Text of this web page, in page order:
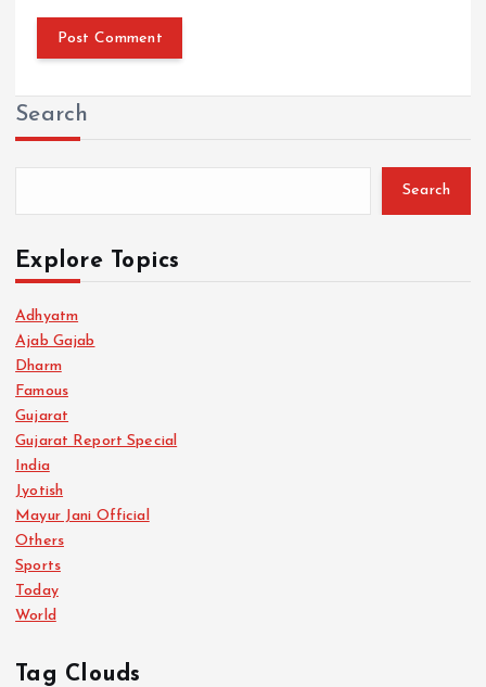
Search
Search
Explore Topics
Adhyatm
Ajab Gajab
Dharm
Famous
Gujarat
Gujarat Report Special
India
Jyotish
Mayur Jani Official
Others
Sports
Today
World
Tag Clouds